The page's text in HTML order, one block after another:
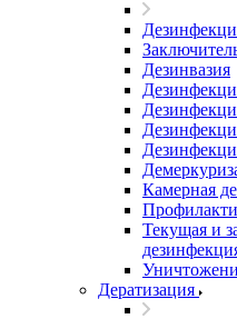
Дезинвазия
Камерная
Текущая и
Дератизация